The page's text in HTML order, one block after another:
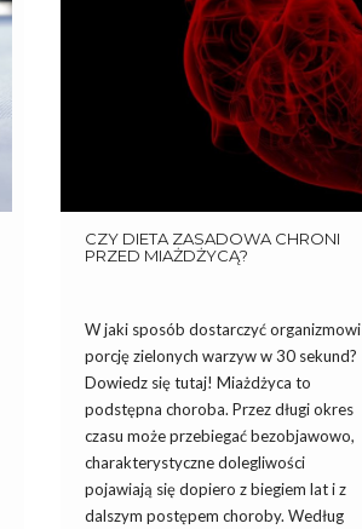
CZY DIETA ZASADOWA CHRONI
PRZED MIAŻDŻYCĄ?
W jaki sposób dostarczyć organizmowi
porcję zielonych warzyw w 30 sekund?
Dowiedz się tutaj! Miażdżyca to
podstępna choroba. Przez długi okres
czasu może przebiegać bezobjawowo,
charakterystyczne dolegliwości
pojawiają się dopiero z biegiem lat i z
dalszym postępem choroby. Według